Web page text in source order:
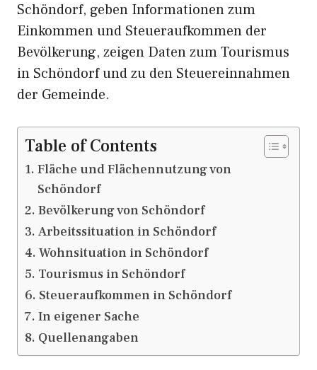
Schöndorf, geben Informationen zum
Einkommen und Steueraufkommen der
Bevölkerung, zeigen Daten zum Tourismus
in Schöndorf und zu den Steuereinnahmen
der Gemeinde.
Table of Contents
Fläche und Flächennutzung von
Schöndorf
Bevölkerung von Schöndorf
Arbeitssituation in Schöndorf
Wohnsituation in Schöndorf
Tourismus in Schöndorf
Steueraufkommen in Schöndorf
In eigener Sache
Quellenangaben